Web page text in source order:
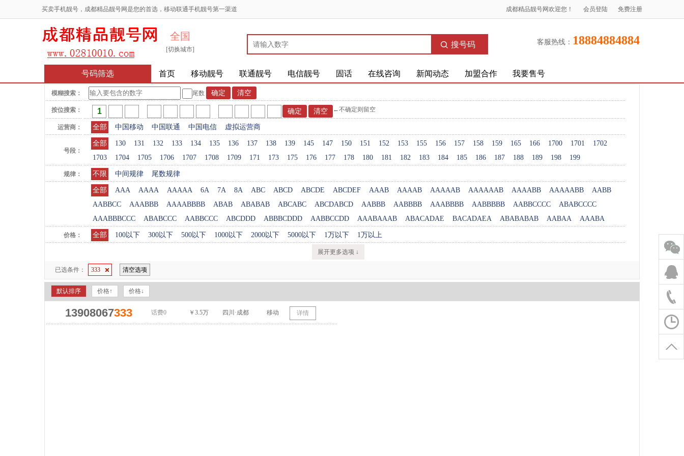
成都精品靓号网欢迎您！ 会员登陆 免费注册
买卖手机靓号，成都精品靓号网是您的首选，移动联通手机靓号第一渠道
全国
[切换城市]
搜号码 客服热线： 18884884884
号码筛选 首页 移动靓号 联通靓号 电信靓号 固话 在线咨询 新闻动态 加盟合作 我要售号
模糊搜索： 尾数
按位搜索： ←不确定则留空
运营商： 全部 中国移动 中国联通 中国电信 虚拟运营商
号段：
全部 130 131 132 133 134 135 136 137 138 139 145 147 150 151 152 153 155 156 157 158 159 165 166 1700 1701
1702
1703
1704 1705 1706 1707 1708 1709 171 173 175 176 177 178 180 181 182 183 184 185 186 187 188 189 198 199
规律： 不限 中间规律 尾数规律
全部 AAA AAAA AAAAA 6A 7A 8A ABC ABCD ABCDE ABCDEF AAAB AAAAB AAAAAB AAAAAAB AAAABB AAAAABB
AABB
AABBCC
AAABBB AAAABBBB ABAB ABABAB ABCABC ABCDABCD AABBB AABBBB AAABBBB AABBBBB AABBCCCC
ABABCCCC
AAABBBCCC
ABABCCC AABBCCC ABCDDD ABBBCDDD AABBCCDD AAABAAAB ABACADAE BACADAEA ABABABAB AABAA AAABA
价格： 全部 100以下 300以下 500以下 1000以下 2000以下 5000以下 1万以下 1万以上
展开更多选项 ↓
已选条件： 333 清空选项
默认排序 价格↑ 价格↓
13908067333 话费0 ￥3.5万 四川·成都 移动 详情